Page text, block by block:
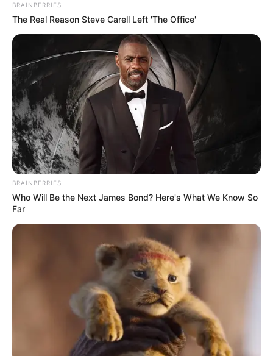
Le pronostic en or de Logic-Prono
nouvelle version en exclusivité
Les meilleurs de ces pronostics sont sur la toute
nouvelle version du logiciel 100 % gratuitLogic-
. Vous n’avez plus qu’à les sélectionner et
l’unique et super logiciel du Tiercé Quarté Quinté du
jour en fera la synthèse, ce qui sera peut-être le
BRAINBERRIES
The Real Reason Steve Carell Left 'The Office'
BRAINBERRIES
Who Will Be the Next James Bond? Here's What We Know So
Far